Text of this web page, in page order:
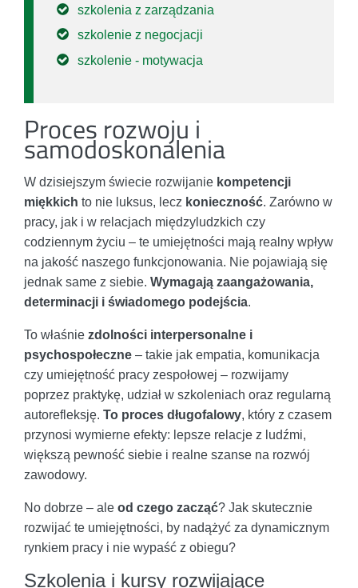
szkolenia z zarządzania
szkolenie z negocjacji
szkolenie - motywacja
Proces rozwoju i
samodoskonalenia
W dzisiejszym świecie rozwijanie kompetencji
miękkich to nie luksus, lecz konieczność. Zarówno w
pracy, jak i w relacjach międzyludzkich czy
codziennym życiu – te umiejętności mają realny wpływ
na jakość naszego funkcjonowania. Nie pojawiają się
jednak same z siebie. Wymagają zaangażowania,
determinacji i świadomego podejścia.
To właśnie zdolności interpersonalne i
psychospołeczne – takie jak empatia, komunikacja
czy umiejętność pracy zespołowej – rozwijamy
poprzez praktykę, udział w szkoleniach oraz regularną
autorefleksję. To proces długofalowy, który z czasem
przynosi wymierne efekty: lepsze relacje z ludźmi,
większą pewność siebie i realne szanse na rozwój
zawodowy.
No dobrze – ale od czego zacząć? Jak skutecznie
rozwijać te umiejętności, by nadążyć za dynamicznym
rynkiem pracy i nie wypaść z obiegu?
Szkolenia i kursy rozwijające